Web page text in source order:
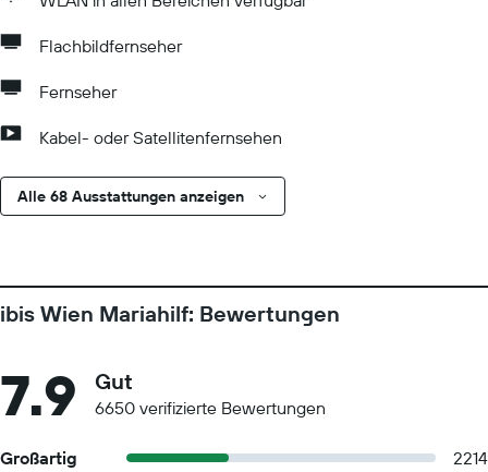
Flachbildfernseher
Fernseher
Kabel- oder Satellitenfernsehen
Alle 68 Ausstattungen anzeigen
ibis Wien Mariahilf: Bewertungen
7.9 Gut
6650 verifizierte Bewertungen
Großartig 2214